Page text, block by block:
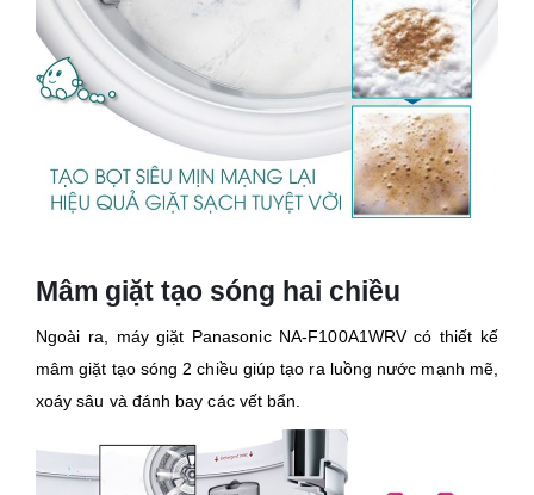
Mâm giặt tạo sóng hai chiều
Ngoài ra, máy giặt Panasonic NA-F100A1WRV có thiết kế
mâm giặt tạo sóng 2 chiều giúp tạo ra luồng nước mạnh mẽ,
xoáy sâu và đánh bay các vết bẩn.